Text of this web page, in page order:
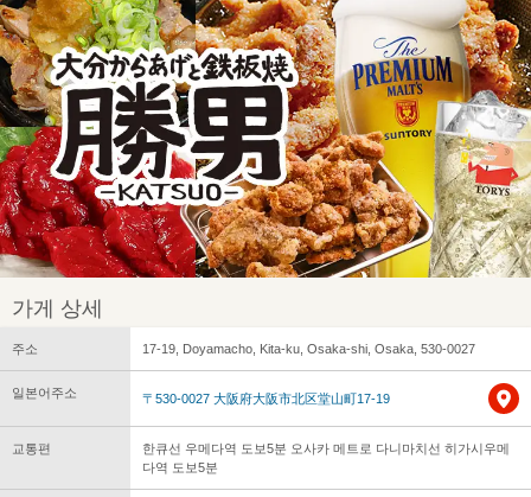
가게 상세
주소 17-19, Doyamacho, Kita-ku, Osaka-shi, Osaka, 530-0027
일본어주소 〒530-0027 大阪府大阪市北区堂山町17-19
교통편
한큐선 우메다역 도보5분 오사카 메트로 다니마치선 히가시우메
다역 도보5분